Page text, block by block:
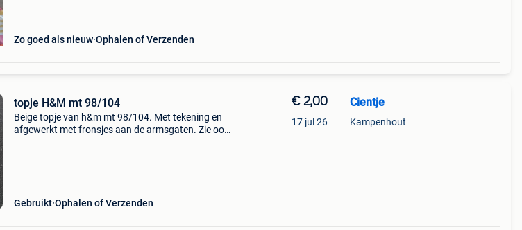
Zo goed als nieuw Ophalen of Verzenden
topje H&M mt 98/104
Beige topje van h&m mt 98/104. Met tekening en
afgewerkt met fronsjes aan de armsgaten. Zie ook
Gebruikt Ophalen of Verzenden
€ 2,00
17 jul 26
Cientje
Kampenhout